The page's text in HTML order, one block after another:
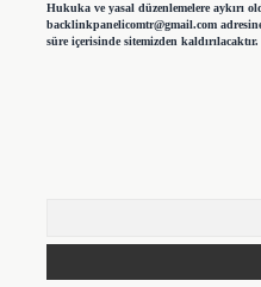
Hukuka ve yasal düzenlemelere aykırı
backlinkpanelicomtr@gmail.com
süre içerisinde sitemizden kaldırılacaktır.